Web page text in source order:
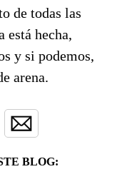
de todas las
está hecha,
y si podemos,
arena.
BLOG: